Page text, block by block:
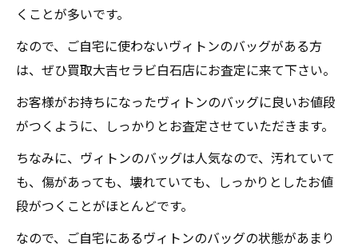
くことが多いです。
なので、ご自宅に使わないヴィトンのバッグがある方
は、ぜひ買取大吉セラビ白石店にお査定に来て下さい。
お客様がお持ちになったヴィトンのバッグに良いお値段
がつくように、しっかりとお査定させていただきます。
ちなみに、ヴィトンのバッグは人気なので、汚れていて
も、傷があっても、壊れていても、しっかりとしたお値
段がつくことがほとんどです。
なので、ご自宅にあるヴィトンのバッグの状態があまり